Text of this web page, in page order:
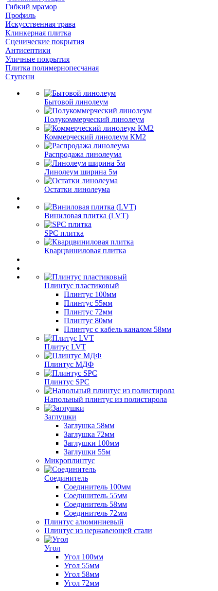
Гибкий мрамор
Профиль
Искусственная трава
Клинкерная плитка
Сценические покрытия
Антисептики
Уличные покрытия
Плитка полимернопесчаная
Ступени
Бытовой линолеум
Полукоммерческий линолеум
Коммерческий линолеум КМ2
Распродажа линолеума
Линолеум ширина 5м
Остатки линолеума
Виниловая плитка (LVT)
SPC плитка
Кварцвиниловая плитка
Плинтус пластиковый
Плинтус 100мм
Плинтус 55мм
Плинтус 72мм
Плинтус 80мм
Плинтус с кабель каналом 58мм
Плитус LVT
Плинтус МДФ
Плинтус SPC
Напольный плинтус из полистирола
Заглушки
Заглушка 58мм
Заглушка 72мм
Заглушки 100мм
Заглушки 55м
Микроплинтус
Соединитель
Соединитель 100мм
Соединитель 55мм
Соединитель 58мм
Соединитель 72мм
Плинтус алюминиевый
Плинтус из нержавеющей стали
Угол
Угол 100мм
Угол 55мм
Угол 58мм
Угол 72мм